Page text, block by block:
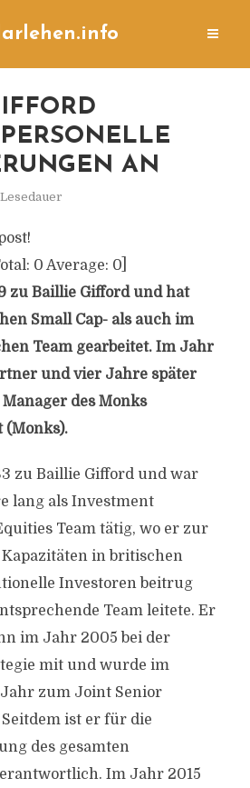
AN
0 Average: 0]
zu Baillie Gifford und hat
Small Cap- als auch im
Team gearbeitet. Im Jahr
und vier Jahre später
des Monks
zu Baillie Gifford und war
lang als Investment
Team tätig, wo er zur
in britischen
Investoren beitrug
Team leitete. Er
im Jahr 2005 bei der
mit und wurde im
zum Joint Senior
ist er für die
des gesamten
Im Jahr 2015